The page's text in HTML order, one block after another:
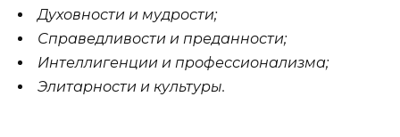
Духовности и мудрости;
Справедливости и преданности;
Интеллигенции и профессионализма;
Элитарности и культуры.